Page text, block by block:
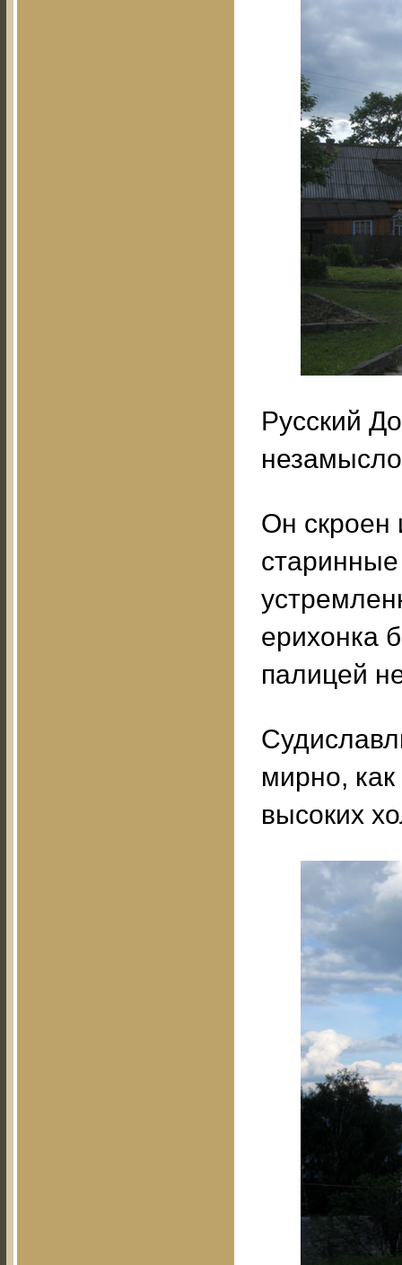
Русский
Он
ерихонка
палицей
мирно,
высоких